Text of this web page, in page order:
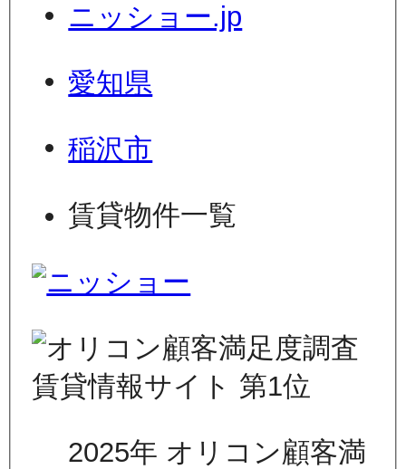
ニッショー.jp
愛知県
稲沢市
賃貸物件一覧
2025年 オリコン顧客満